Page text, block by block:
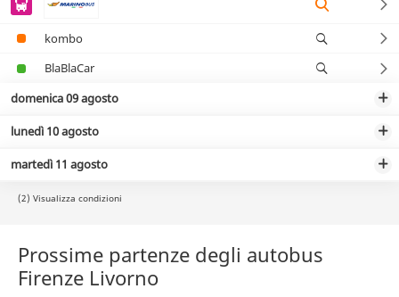
kombo
BlaBlaCar
domenica 09 agosto
lunedì 10 agosto
martedì 11 agosto
(2) Visualizza condizioni
Prossime partenze degli autobus
Firenze Livorno